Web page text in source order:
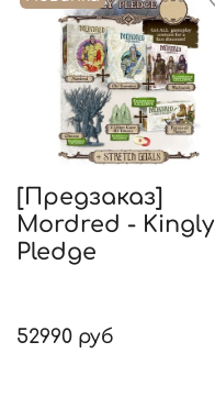
[Предзаказ]
Mordred - Kingly
Pledge
52990 руб